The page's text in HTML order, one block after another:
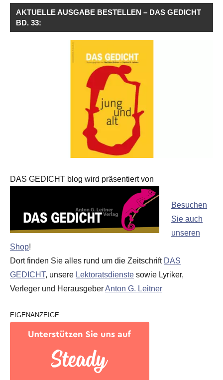
AKTUELLE AUSGABE BESTELLEN – DAS GEDICHT
BD. 33:
DAS GEDICHT blog wird präsentiert von
Besuchen
Sie auch
unseren
Shop!
Dort finden Sie alles rund um die Zeitschrift DAS
GEDICHT, unsere Lektoratsdienste sowie Lyriker,
Verleger und HerausgeberAnton G. Leitner
EIGENANZEIGE